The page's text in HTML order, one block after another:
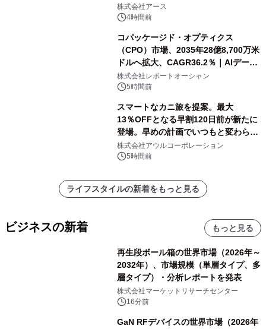
誕生
株式会社アース
4時間前
コパッケージド・オプティクス
（CPO）市場、2035年28億8,700万米
ドルへ拡大、CAGR36.2％｜AIデータ
センター・高速光通信需要が成長を加
速
株式会社レポートオーシャン
5時間前
スマートなカニ旅を提案。最大
13％OFFとなる早割120日前が新たに
登場。早めの計画でいつもと変わらぬ
大人の冬旅を。ー夕日ヶ浦温泉「佳松
苑 別邸ふうか」ー
株式会社アウルコーポレーション
5時間前
ライフスタイルの新着をもっと見る
ビジネスの新着 もっと見る
再生段ボール箱の世界市場（2026年～
2032年）、市場規模（単層タイプ、多
層タイプ）・分析レポートを発表
株式会社マーケットリサーチセンター
16分前
GaN RFデバイスの世界市場（2026年